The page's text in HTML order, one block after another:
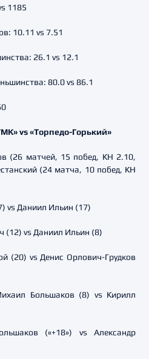
1185
10.11 vs 7.51
26.1 vs 12.1
80.0 vs 86.1
vs «Торпедо-Горький»
(26 матчей, 15 побед, КН 2.10,
(24 матча, 10 побед, КН
vs Даниил Ильин (17)
(12) vs Даниил Ильин (8)
(20) vs Денис Орлович-Грудков
Большаков (8) vs Кирилл
(«+18») vs Александр